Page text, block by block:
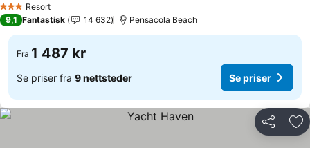
3 StjernerResort
Se priser
9,1 Fantastisk 14 632 Pensacola Beach
Fra 1 487 kr
Se priser fra 9 nettsteder Se priser
Del